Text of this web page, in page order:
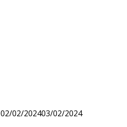
02/02/202403/02/2024